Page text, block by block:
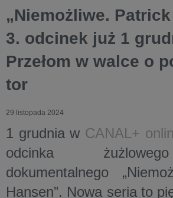
„Niemożliwe.
3. odcinek już 1
Przełom w walce o
tor
29 listopada 2024
1 grudniaw CANAL+
odcinka
dokumentalnego „
Hansen”. Nowa seria to